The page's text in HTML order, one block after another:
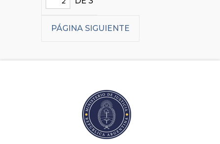
PÁGINA SIGUIENTE